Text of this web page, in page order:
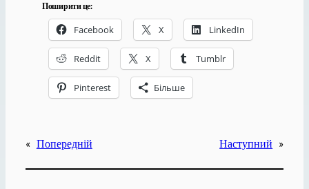
Поширити це:
Facebook X LinkedIn
Reddit X Tumblr
Pinterest Більше
« Попередній Наступний »